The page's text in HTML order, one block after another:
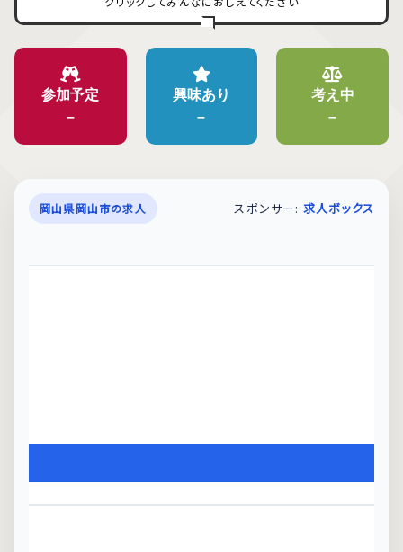
参加予定
–
興味あり
–
考え中
–
岡山県岡山市の求人 スポンサー: 求人ボックス